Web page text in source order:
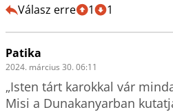
Válasz erre 1 1
Patika
2024. március 30. 06:11
„Isten tárt karokkal vár
Misi a Dunakanyarban